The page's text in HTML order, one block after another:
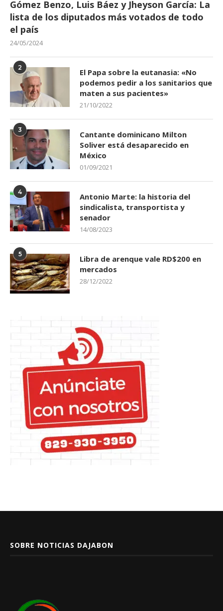
Gómez Benzo, Luis Báez y Jheyson García: La
lista de los diputados más votados de todo
el país
24/05/2024
2
El Papa sobre la eutanasia: «No
podemos pedir a los sanitarios que
maten a sus pacientes»
21/10/2022
3
Cantante dominicano Milton
Soliver está desaparecido en
México
01/09/2021
4
Antonio Marte: la historia del
sindicalista, transportista y
senador
14/08/2023
5
Libra de arenque vale RD$200 en
mercados
28/12/2022
SOBRE NOTICIAS DAJABON